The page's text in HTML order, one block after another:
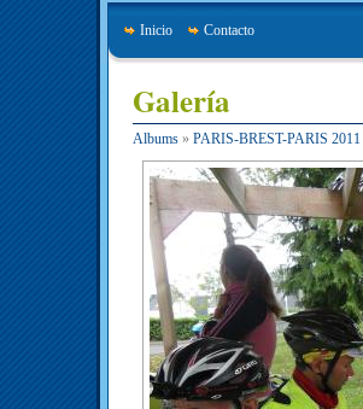
Inicio Contacto
Galería
Albums » PARIS-BREST-PARIS 2011